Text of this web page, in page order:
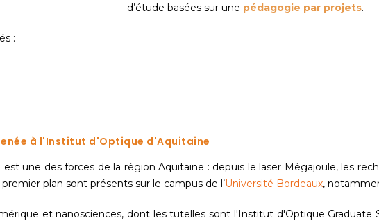
d’étude basées sur une pédagogie par projets.
:
à l'Institut d'Optique d'Aquitaine
une des forces de la région Aquitaine : depuis le laser Mégajoule, les
plan sont présents sur le campus de l’Université Bordeaux,
et nanosciences, dont les tutelles sont l'Institut d'Optique